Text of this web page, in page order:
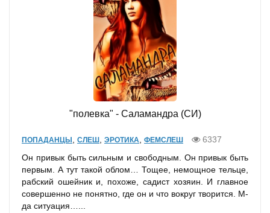
"полевка" - Саламандра (СИ)
ПОПАДАНЦЫ , СЛЕШ , ЭРОТИКА, ФЕМСЛЕШ
6337
Он привык быть сильным и свободным. Он привык быть
первым. А тут такой облом… Тощее, немощное тельце,
рабский ошейник и, похоже, садист хозяин. И главное
совершенно не понятно, где он и что вокруг творится. М-
да ситуация…...